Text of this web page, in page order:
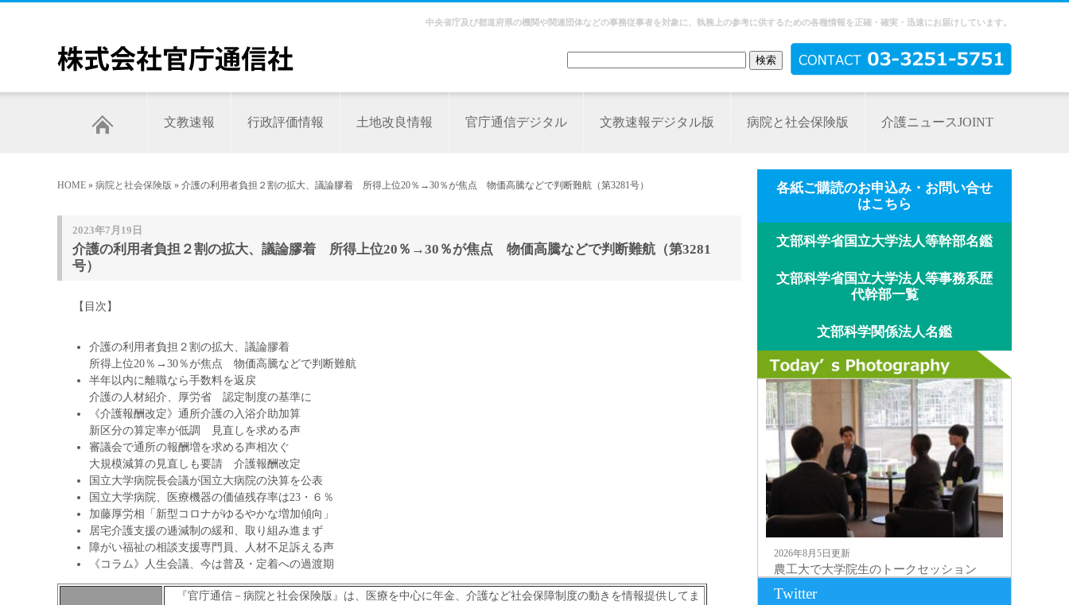
中央省庁及び都道府県の機関や関連団体などの事務従事者を対象に、執務上の参考に供するための各種情報を正確・確実・迅速にお届けしています。
文教速報 行政評価情報 土地改良情報 官庁通信デジタル 文教速報デジタル版 病院と社会保険版 介護ニュースJOINT
HOME » 病院と社会保険版 » 介護の利用者負担２割の拡大、議論膠着 所得上位20％→30％が焦点 物価高騰などで判断難航（第3281号）
2023年7月19日
介護の利用者負担２割の拡大、議論膠着 所得上位20％→30％が焦点 物価高騰などで判断難航（第3281
号）
【目次】
介護の利用者負担２割の拡大、議論膠着
所得上位20％→30％が焦点 物価高騰などで判断難航
半年以内に離職なら手数料を返戻
介護の人材紹介、厚労省 認定制度の基準に
《介護報酬改定》通所介護の入浴介助加算
新区分の算定率が低調 見直しを求める声
審議会で通所の報酬増を求める声相次ぐ
大規模減算の見直しも要請 介護報酬改定
国立大学病院長会議が国立大病院の決算を公表
国立大学病院、医療機器の価値残存率は23・６％
加藤厚労相「新型コロナがゆるやかな増加傾向」
居宅介護支援の逓減制の緩和、取り組み進まず
障がい福祉の相談支援専門員、人材不足訴える声
《コラム》人生会議、今は普及・定着への過渡期
『官庁通信－病院と社会保険版』は、医療を中心に年金、介護など社会保障制度の動きを情報提供してま
各紙ご購読のお申込み・お問い合せ
はこちら
文部科学省国立大学法人等幹部名鑑
文部科学省国立大学法人等事務系歴
代幹部一覧
文部科学関係法人名鑑
2026年8月5日更新
農工大で大学院生のトークセッション
Twitter